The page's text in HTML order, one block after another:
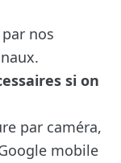
nos
si on
par caméra,
mobile